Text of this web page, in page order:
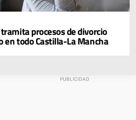
procesos de divorcio
en todo Castilla-La Mancha